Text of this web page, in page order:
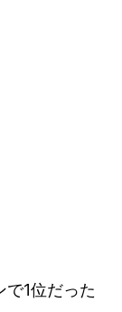
1位だった